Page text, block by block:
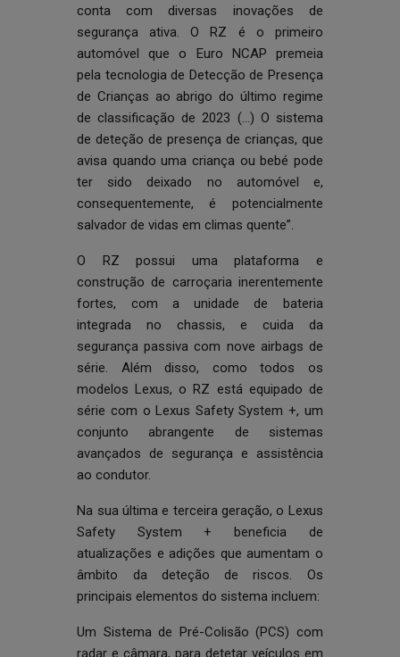
conta com diversas inovações de
segurança ativa. O RZ é o primeiro
automóvel que o Euro NCAP premeia
pela tecnologia de Detecção de Presença
de Crianças ao abrigo do último regime
de classificação de 2023 (…) O sistema
de deteção de presença de crianças, que
avisa quando uma criança ou bebé pode
ter sido deixado no automóvel e,
consequentemente, é potencialmente
salvador de vidas em climas quente”.
O RZ possui uma plataforma e
construção de carroçaria inerentemente
fortes, com a unidade de bateria
integrada no chassis, e cuida da
segurança passiva com nove airbags de
série. Além disso, como todos os
modelos Lexus, o RZ está equipado de
série com o Lexus Safety System +, um
conjunto abrangente de sistemas
avançados de segurança e assistência
ao condutor.
Na sua última e terceira geração, o Lexus
Safety System + beneficia de
atualizações e adições que aumentam o
âmbito da deteção de riscos. Os
principais elementos do sistema incluem:
Um Sistema de Pré-Colisão (PCS) com
radar e câmara, para detetar veículos em